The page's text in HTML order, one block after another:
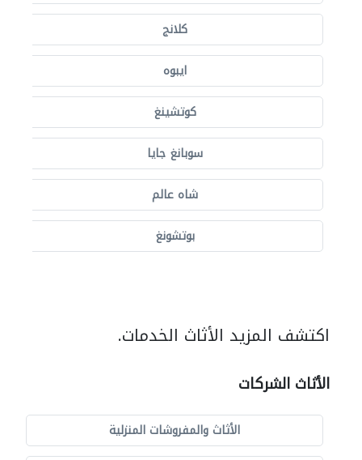
كلانج
ايبوه
كوتشينغ
سوبانغ جايا
شاه عالم
بوتشونغ
اكتشف المزيد الأثاث الخدمات.
الأثاث الشركات
الأثاث والمفروشات المنزلية